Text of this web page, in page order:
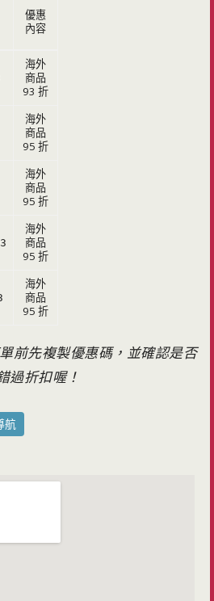
優惠
內容
海外
商品
93 折
海外
商品
95 折
海外
商品
95 折
海外
商品
95 折
海外
商品
95 折
前先複製優惠碼，並確認是否
過折扣喔！
航